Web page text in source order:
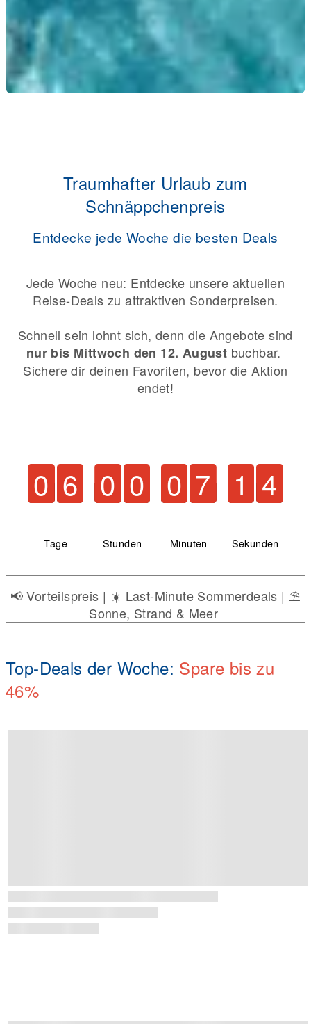
Traumhafter Urlaub zum
Schnäppchenpreis
Entdecke jede Woche die besten Deals
Jede Woche neu: Entdecke unsere aktuellen
Reise-Deals zu attraktiven Sonderpreisen.
Schnell sein lohnt sich, denn die Angebote sind
nur bis Mittwoch den 12. August buchbar.
Sichere dir deinen Favoriten, bevor die Aktion
endet!
0 6
0 6
0 6
Tage
0 0
0 0
0 0
Stunden
0 7
0 7
0 7
Minuten
0 9
0 9
1 0
Sekunden
📢​ Vorteilspreis | ☀️ Last-Minute Sommerdeals | ⛱️
Sonne, Strand & Meer
Top-Deals der Woche: Spare bis zu
46%